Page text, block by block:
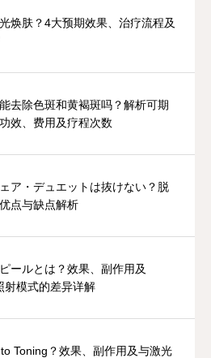
焕肤？4大预期效果、治疗流程及
去除色斑和黄褐斑吗？解析可期
效、费用及疗程次数
ア・デュエットは抜けない？脱
点与缺点解析
ールとは？效果、副作用及
射模式的差异详解
Toning？效果、副作用及与激光